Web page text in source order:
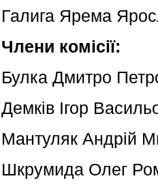
Галига Ярема
Члени комісії:
Булка Дмитро
Демків Ігор
Мантуляк Андрій
Шкрумида Олег